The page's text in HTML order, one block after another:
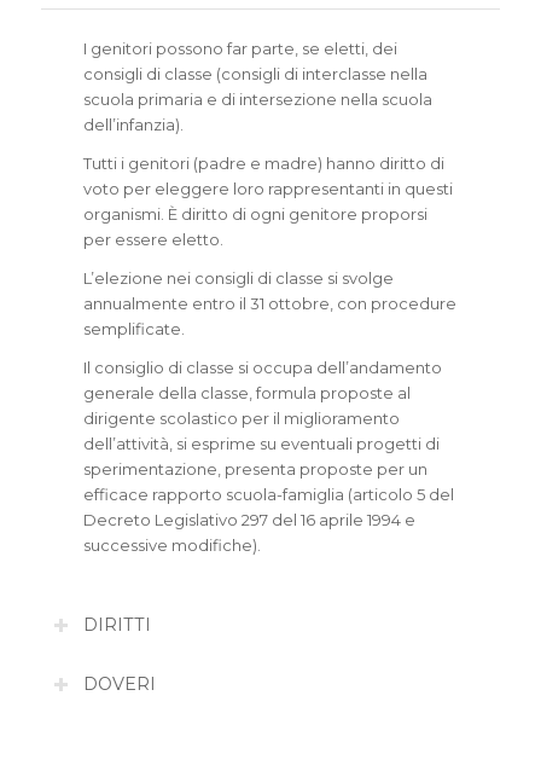
I genitori possono far parte, se eletti, dei
consigli di classe (consigli di interclasse nella
scuola primaria e di intersezione nella scuola
dell’infanzia).
Tutti i genitori (padre e madre) hanno diritto di
voto per eleggere loro rappresentanti in questi
organismi. È diritto di ogni genitore proporsi
per essere eletto.
L’elezione nei consigli di classe si svolge
annualmente entro il 31 ottobre, con procedure
semplificate.
Il consiglio di classe si occupa dell’andamento
generale della classe, formula proposte al
dirigente scolastico per il miglioramento
dell’attività, si esprime su eventuali progetti di
sperimentazione, presenta proposte per un
efficace rapporto scuola-famiglia (articolo 5 del
Decreto Legislativo 297 del 16 aprile 1994 e
successive modifiche).
DIRITTI
DOVERI